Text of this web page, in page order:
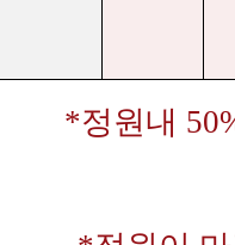
*정원내